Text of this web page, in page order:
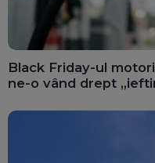
Black Friday-ul
ne-o vând drept